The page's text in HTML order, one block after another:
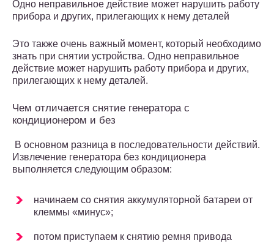
Одно неправильное действие может нарушить работу
прибора и других, прилегающих к нему деталей
Это также очень важный момент, который необходимо
знать при снятии устройства. Одно неправильное
действие может нарушить работу прибора и других,
прилегающих к нему деталей.
Чем отличается снятие генератора с
кондиционером и без
В основном разница в последовательности действий.
Извлечение генератора без кондиционера
выполняется следующим образом:
начинаем со снятия аккумуляторной батареи от
клеммы «минус»;
потом приступаем к снятию ремня привода